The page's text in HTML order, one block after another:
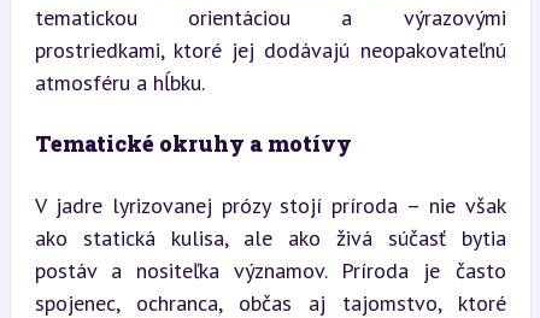
tematickou orientáciou a výrazovými
prostriedkami, ktoré jej dodávajú neopakovateľnú
atmosféru a hĺbku.
Tematické okruhy a motívy
V jadre lyrizovanej prózy stojí príroda – nie však
ako statická kulisa, ale ako živá súčasť bytia
postáv a nositeľka významov. Príroda je často
spojenec, ochranca, občas aj tajomstvo, ktoré